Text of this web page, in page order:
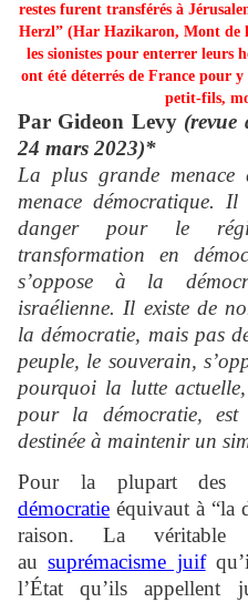
restes furent transférés à
Herzl” (Har Hazikaron, Mont de
les sionistes pour enterrer leurs
ont été déterrés de France pour
petit-fils,
Par Gideon Levy (revue
24 mars 2023)*
La plus grande
menace démocratique.
danger pour le
transformation en
s’oppose à la
israélienne. Il existe de
la démocratie, mais pas
peuple, le souverain,
pourquoi la lutte
pour la démocratie,
destinée à maintenir un
Pour la plupart des
démocratie équivaut à “la
raison. La véritable
ausuprémacisme juif
l’État qu’ils appellent